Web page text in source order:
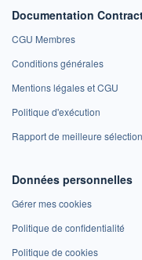
Documentation
CGU Membres
Conditions générales
Mentions légales et CGU
Politique d'exécution
Rapport de meilleure
Données personnelles
Gérer mes cookies
Politique de confidentialité
Politique de cookies